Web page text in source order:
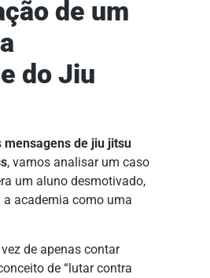
de um
do Jiu
mensagens de jiu jitsu
, vamos analisar um caso
um aluno desmotivado,
a academia como uma
de apenas contar
de “lutar contra